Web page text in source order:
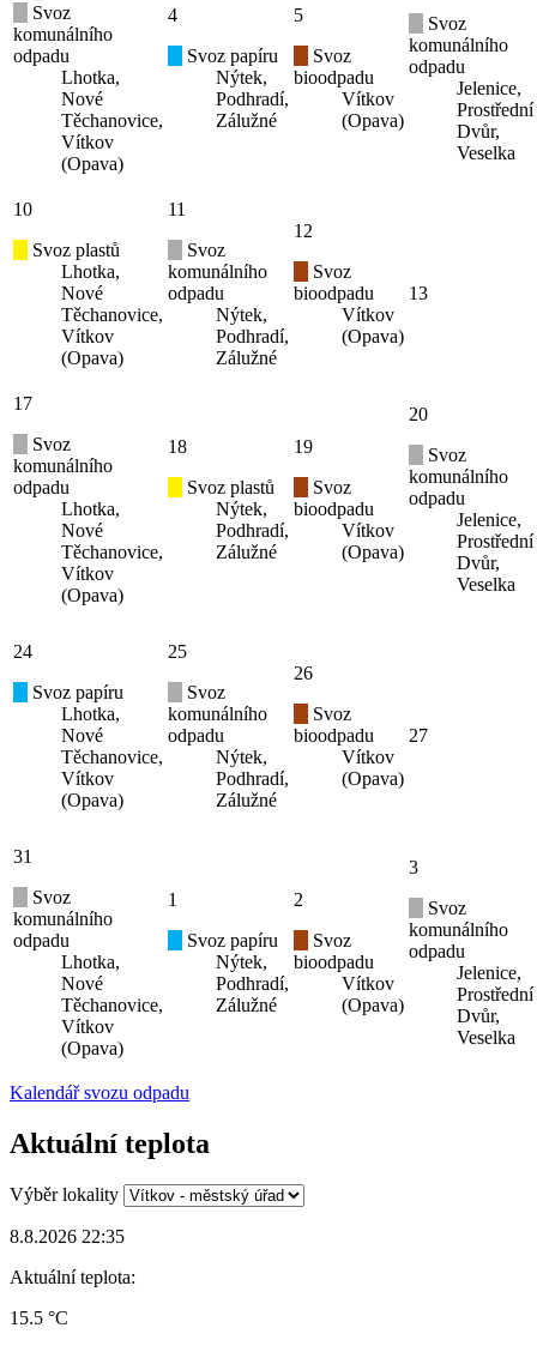
Svoz
komunálního
odpadu
Lhotka,
Nové
Těchanovice,
Vítkov
(Opava)
4
Svoz papíru
Nýtek,
Podhradí,
Zálužné
5
Svoz
bioodpadu
Vítkov
(Opava)
Svoz
komunálního
odpadu
Jelenice,
Prostřední
Dvůr,
Veselka
10
Svoz plastů
Lhotka,
Nové
Těchanovice,
Vítkov
(Opava)
11
Svoz
komunálního
odpadu
Nýtek,
Podhradí,
Zálužné
12
Svoz
bioodpadu
Vítkov
(Opava)
13
17
Svoz
komunálního
odpadu
Lhotka,
Nové
Těchanovice,
Vítkov
(Opava)
18
Svoz plastů
Nýtek,
Podhradí,
Zálužné
19
Svoz
bioodpadu
Vítkov
(Opava)
20
Svoz
komunálního
odpadu
Jelenice,
Prostřední
Dvůr,
Veselka
24
Svoz papíru
Lhotka,
Nové
Těchanovice,
Vítkov
(Opava)
25
Svoz
komunálního
odpadu
Nýtek,
Podhradí,
Zálužné
26
Svoz
bioodpadu
Vítkov
(Opava)
27
31
Svoz
komunálního
odpadu
Lhotka,
Nové
Těchanovice,
Vítkov
(Opava)
1
Svoz papíru
Nýtek,
Podhradí,
Zálužné
2
Svoz
bioodpadu
Vítkov
(Opava)
3
Svoz
komunálního
odpadu
Jelenice,
Prostřední
Dvůr,
Veselka
Kalendář svozu odpadu
Aktuální teplota
Výběr lokality
8.8.2026 22:35
Aktuální teplota:
15.5 °C